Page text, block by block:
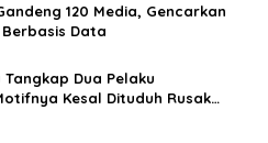
120 Media, Gencarkan
Data
Dua Pelaku
Kesal Dituduh Rusak